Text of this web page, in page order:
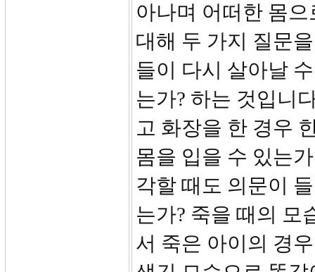
아나며 어떠한 몸
대해 두 가지 질문
들이 다시 살아날
는가? 하는 것입니
고 화장을 한 경우
몸을 입을 수 있는
각할 때도 의문이
는가? 죽을 때의 모
서 죽은 아이의 경